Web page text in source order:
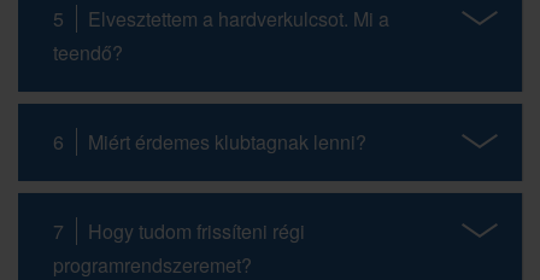
5
Elvesztettem a hardverkulcsot. Mi a
teendő?
6 Miért érdemes klubtagnak lenni?
7
Hogy tudom frissíteni régi
programrendszeremet?